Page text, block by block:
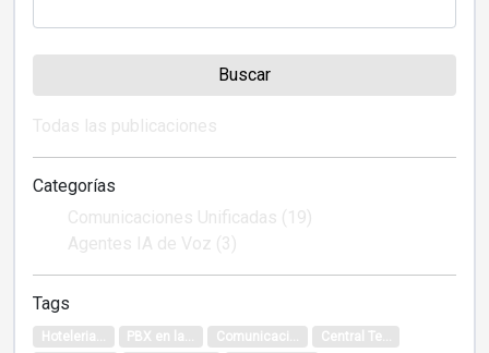
Buscar
Todas las publicaciones
Categorías
Comunicaciones Unificadas (19)
Agentes IA de Voz (3)
Tags
Hoteleria... PBX en la... Comunicaci...
Central Te...